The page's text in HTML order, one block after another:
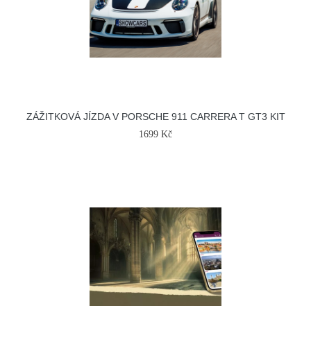
ZÁŽITKOVÁ JÍZDA V PORSCHE 911 CARRERA T GT3 KIT
1699 Kč